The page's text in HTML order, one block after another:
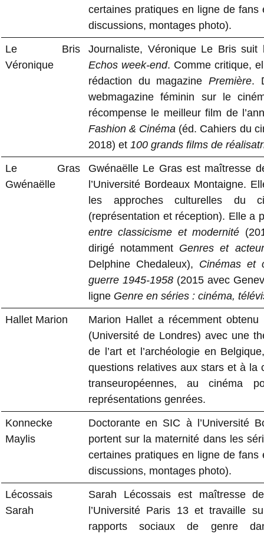
certaines pratiques en ligne de
discussions, montages photo).
Le Bris
Véronique
Journaliste, Véronique Le Bris
Echos week-end. Comme critique,
rédaction du magazinePremière.
webmagazine féminin sur le
récompense le meilleur film de
Fashion & Cinéma (éd. Cahiers du
2018) et 100 grands films de
Le Gras
Gwénaëlle
Gwénaëlle Le Gras est maîtresse
l’Université Bordeaux Montaigne.
les approches culturelles du
(représentation et réception). Elle a
entre classicisme et modernité
dirigé notamment Genres et
Delphine Chedaleux), Cinémas et
guerre 1945-1958(2015 avec
ligne Genre en séries : cinéma,
Hallet Marion
Marion Hallet a récemment
(Université de Londres) avec une
de l’art et l’archéologie en
questions relatives aux stars et à la
transeuropéennes, au cinéma
représentations genrées.
Konnecke
Maylis
Doctorante en SIC à l’Université
portent sur la maternité dans les
certaines pratiques en ligne de
discussions, montages photo).
Lécossais
Sarah
Sarah Lécossais est maîtresse
l’Université Paris 13 et travaille
rapports sociaux de genre